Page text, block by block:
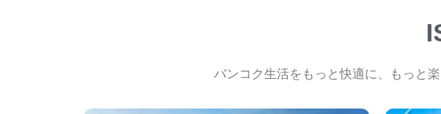
バンコク生活をもっと快適に、もっと